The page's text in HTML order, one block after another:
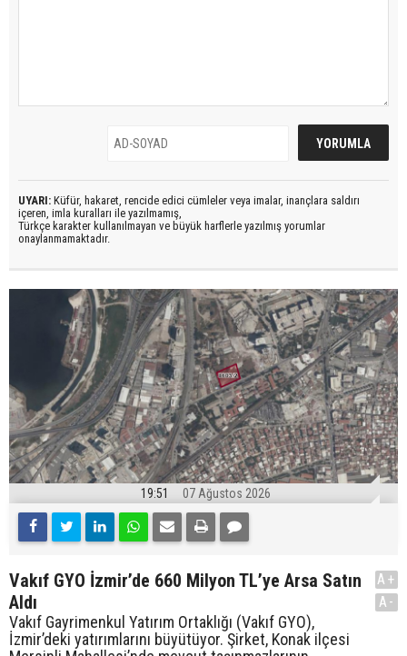
UYARI: Küfür, hakaret, rencide edici cümleler veya imalar, inançlara saldırı
içeren, imla kuralları ile yazılmamış,
Türkçe karakter kullanılmayan ve büyük harflerle yazılmış yorumlar
onaylanmamaktadır.
19:51 07 Ağustos 2026
Vakıf GYO İzmir’de 660 Milyon TL’ye Arsa Satın
Aldı
Vakıf Gayrimenkul Yatırım Ortaklığı (Vakıf GYO),
İzmir’deki yatırımlarını büyütüyor. Şirket, Konak ilçesi
A+
A-